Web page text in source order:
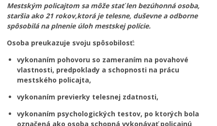
Komisie, výbory a rady
Zasadnutia
Iniciatíva pre Otvorené vládnutie (OGP)
Verejné obstrávania
Úradná tabuľa
Dokumenty mesta
Všeobecne záväzné nariadenia
Mestským policajtom sa môže stať len bezúhonná osoba,
staršia ako 21 rokov,ktorá je telesne, duševne a odborne
spôsobilá na plnenie úloh mestskej polície.
Osoba preukazuje svoju spôsobilosť:
vykonaním pohovoru so zameraním na povahové
vlastnosti, predpoklady a schopnosti na prácu
mestského policajta,
vykonaním previerky telesnej zdatnosti,
vykonaním psychologických testov, po ktorých bola
označená ako osoba schopná vykonávať policajnú